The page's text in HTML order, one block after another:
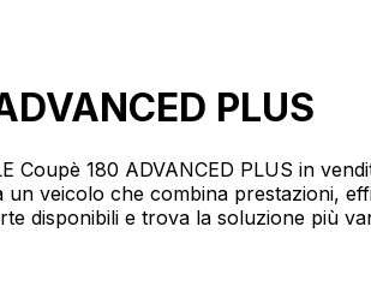
PLUS
180 ADVANCED PLUS in
veicolo che combina prestazioni,
disponibili e trova la soluzione più